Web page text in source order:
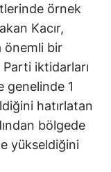
örnek
Kacır,
önemli bir
iktidarları
genelinde 1
hatırlatan
bölgede
yükseldiğini